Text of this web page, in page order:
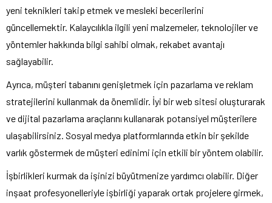
yeni teknikleri takip etmek ve mesleki becerilerini
güncellemektir. Kalaycılıkla ilgili yeni malzemeler, teknolojiler ve
yöntemler hakkında bilgi sahibi olmak, rekabet avantajı
sağlayabilir.
Ayrıca, müşteri tabanını genişletmek için pazarlama ve reklam
stratejilerini kullanmak da önemlidir. İyi bir web sitesi oluşturarak
ve dijital pazarlama araçlarını kullanarak potansiyel müşterilere
ulaşabilirsiniz. Sosyal medya platformlarında etkin bir şekilde
varlık göstermek de müşteri edinimi için etkili bir yöntem olabilir.
İşbirlikleri kurmak da işinizi büyütmenize yardımcı olabilir. Diğer
inşaat profesyonelleriyle işbirliği yaparak ortak projelere girmek,